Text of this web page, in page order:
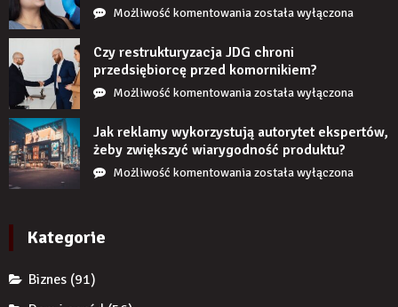
Możliwość komentowaniaCo
stanie,
jeśli
przez
czas
nie
uzupełnię
braku
została wyłączona
Czy restrukturyzacja JDG chroni
przedsiębiorcę przed komornikiem?
Możliwość komentowaniaCzy
JDG
chroni
przedsiębiorcę
została wyłączona
Jak reklamy wykorzystują autorytet ekspertów,
żeby zwiększyć wiarygodność produktu?
Możliwość komentowaniaJak
została wyłączona
Kategorie
Biznes (91)